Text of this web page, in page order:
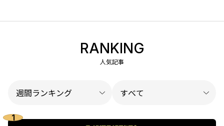
RANKING
人気記事